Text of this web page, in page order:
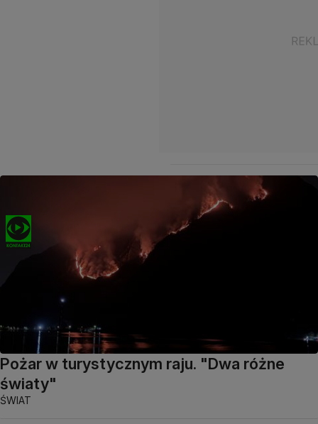
Pożar w turystycznym raju. "Dwa różne
światy"
ŚWIAT